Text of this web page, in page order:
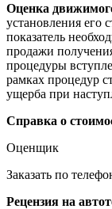
Оценка
установления его
показатель
продажи
процедуры
рамках процедур
ущерба при
Справка о
Оценщик
Заказать по
Рецензия на